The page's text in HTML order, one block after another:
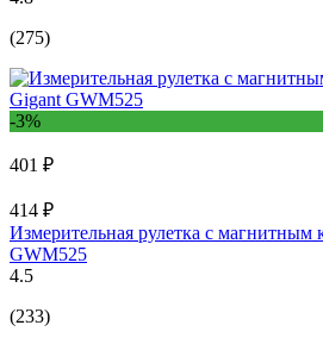
(275)
-3%
401 ₽
414 ₽
Измерительная рулетка с
GWM525
4.5
(233)